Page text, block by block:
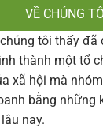
VỀ CHÚNG
tôi thấy đã
thành một tổ
xã hội mà
bằng những
nay.